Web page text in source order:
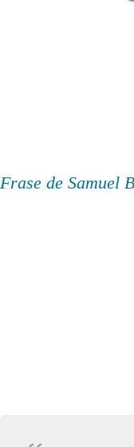
Frase de Samuel